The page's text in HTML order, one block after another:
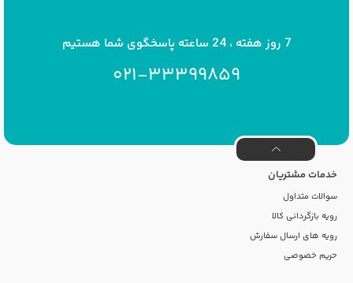
7 روز هفته ، 24 ساعته پاسخگوی شما هستیم
021-33399859
خدمات مشتریان
سوالات متداول
رویه بازگردانی کالا
رویه های ارسال سفارش
حریم خصوصی